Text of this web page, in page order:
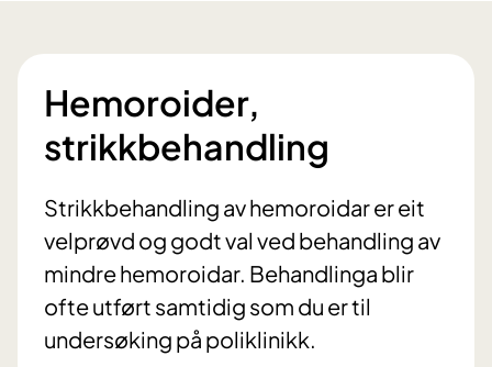
Hemoroider,
strikkbehandling
Strikkbehandling av hemoroidar er eit
velprøvd og godt val ved behandling av
mindre hemoroidar. Behandlinga blir
ofte utført samtidig som du er til
undersøking på poliklinikk.